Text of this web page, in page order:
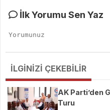
İlk Yorumu Sen Yaz
İLGİNİZİ ÇEKEBİLİR
AK Parti’den
Turu